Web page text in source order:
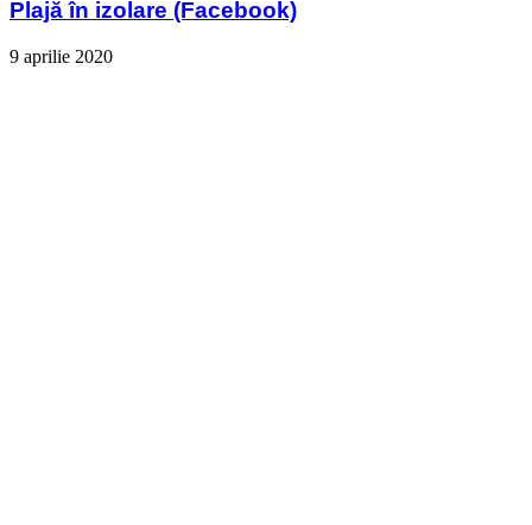
Plajă în izolare (Facebook)
9 aprilie 2020